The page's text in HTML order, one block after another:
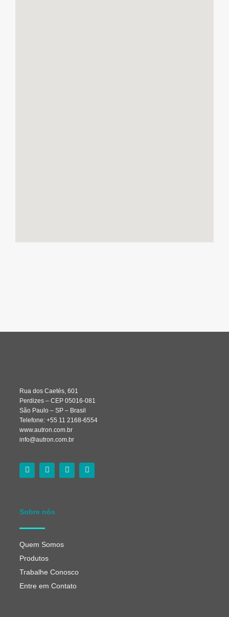
Rua dos Caetés, 601
Perdizes – CEP 05016-081
São Paulo – SP – Brasil
Telefone: +55 11 2168-6554
www.autron.com.br
info@autron.com.br
Sobre nós
Quem Somos
Produtos
Trabalhe Conosco
Entre em Contato